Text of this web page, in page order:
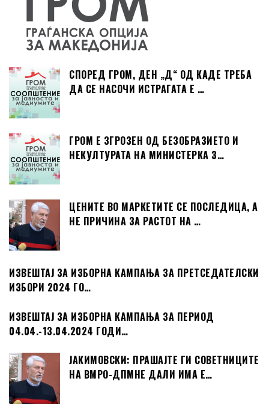
СПОРЕД ГРОМ, ДЕН „Д“ ОД КАДЕ ТРЕБА
ДА СЕ НАСОЧИ ИСТРАГАТА Е …
ГРОМ Е ЗГРОЗЕН ОД БЕЗОБРАЗИЕТО И
НЕКУЛТУРАТА НА МИНИСТЕРКА З…
ЦЕНИТЕ ВО МАРКЕТИТЕ СЕ ПОСЛЕДИЦА, А
НЕ ПРИЧИНА ЗА РАСТОТ НА …
ИЗВЕШТАЈ ЗА ИЗБОРНА КАМПАЊА ЗА ПРЕТСЕДАТЕЛСКИ
ИЗБОРИ 2024 ГО…
ИЗВЕШТАЈ ЗА ИЗБОРНА КАМПАЊА ЗА ПЕРИОД
04.04.-13.04.2024 ГОДИ…
ЈАКИМОВСКИ: ПРАШАЈТЕ ГИ СОВЕТНИЦИТЕ
НА ВМРО-ДПМНЕ ДАЛИ ИМА Е…